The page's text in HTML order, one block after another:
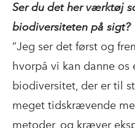
Ser du det her værktøj
biodiversiteten på sigt?
”Jeg ser det først og
hvorpå vi kan danne
biodiversitet, der er til
meget tidskrævende
metoder, og kræver